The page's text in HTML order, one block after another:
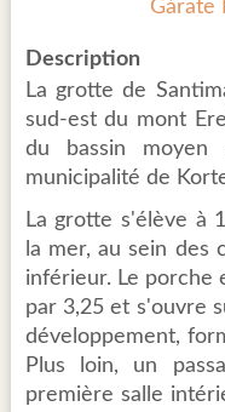
Gárate
Description
La grotte de
sud-est du mont
du bassin
municipalité de
La grotte s'élève à
la mer, au sein des
inférieur. Le porche
par 3,25 et s'ouvre
développement,
Plus loin, un
première salle